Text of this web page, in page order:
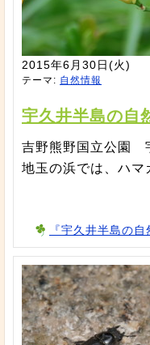
2015年6月30日(火)
テーマ: 自然情報
宇久井半島の自
吉野熊野国立公園
地玉の浜では、ハマ
『宇久井半島の